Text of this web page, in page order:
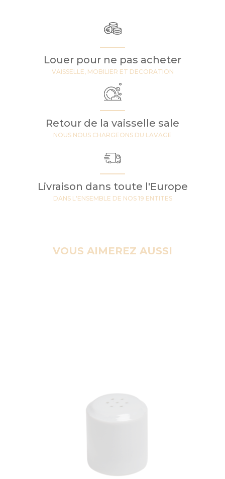
Louer pour ne pas acheter
VAISSELLE, MOBILIER ET DECORATION
Retour de la vaisselle sale
NOUS NOUS CHARGEONS DU LAVAGE
Livraison dans toute l'Europe
DANS L'ENSEMBLE DE NOS 19 ENTITES
VOUS AIMEREZ AUSSI